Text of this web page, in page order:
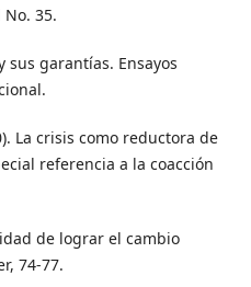
35.
sus garantías. Ensayos
La crisis como reductora de
referencia a la coacción
de lograr el cambio
74-77.